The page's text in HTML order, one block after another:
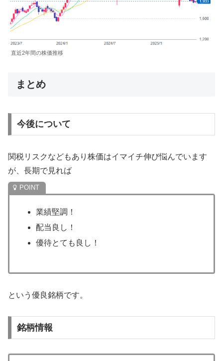
直近2年間の株価推移
まとめ
今後について
関税リスクなどもあり株価はイマイチ伸び悩んでいます
が、長期で見れば
業績堅調！
配当良し！
優待とても良し！
という優良銘柄です。
銘柄情報